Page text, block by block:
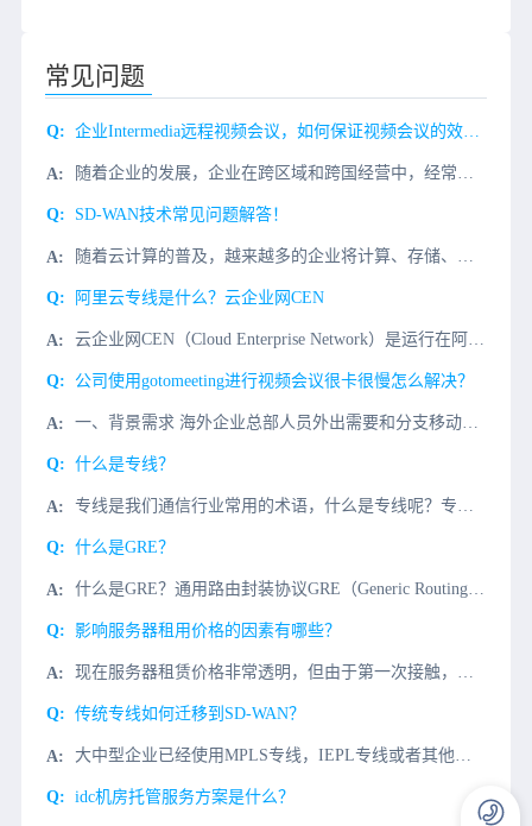
常见问题
企业Intermedia远程视频会议，如何保证视频会议的效果和话音的品质?
随着企业的发展，企业在跨区域和跨国经营中，经常需要Intermedia视频会议来解决企业内部遇到的问题，比如：1、定期的内部会议;2、商务谈判;3、项目进程与探讨等而Intermedia远程视频会议，
SD-WAN技术常见问题解答！
随着云计算的普及，越来越多的企业将计算、存储、服务等上云。然而传统的企业网，越来越难以保障企业上云的价值。如何融合原有的基础设施投资，并且能够敏捷，安全地支撑对云访问的需求？这对任何IT运维人员来说都
阿里云专线是什么？云企业网CEN
云企业网CEN（Cloud Enterprise Network）是运行在阿里云私有全球网络上的一张高可用网络。云企业网可帮助您在不同地域专有网络VPC（Virtual Private Cloud）间
公司使用gotomeeting进行视频会议很卡很慢怎么解决？
一、背景需求 海外企业总部人员外出需要和分支移动办公gotomeeting视频会议协同办公视频会议，国内同事gotomeeting视频会议打开很慢，经常视频会议发送失败，希望用gotomeeting视...
什么是专线？
专线是我们通信行业常用的术语，什么是专线呢？专线一般分为三层专线和二层专线，三层专线一般指MPLS VPN.我们日常说的专线基本指二层专线。二层专线相当于运营商给你一条线，两端连接PC,分别配置192
什么是GRE？
什么是GRE？通用路由封装协议GRE（Generic Routing Encapsulation）提供了将一种协议的报文封装在另一种协议报文中的机制，是一种隧道封装技术。GRE可以封装组播数据，并可以
影响服务器租用价格的因素有哪些？
现在服务器租赁价格非常透明，但由于第一次接触，许多企业可能对服务器租赁市场和服务器租赁价格了解不多。今天我们来介绍一下影响公司服务器租赁价格的因素有哪些？一、机房机房有很多选择，如电信机房、移动机房、
传统专线如何迁移到SD-WAN？
大中型企业已经使用MPLS专线，IEPL专线或者其他专线网络，内网结构封闭，网络拓扑复杂。微云网络迁移服务，贴身打造大中型企业网络改造服务，帮您顺利迁移到现代的软件定义架构。业务挑战传统专线往往价格昂
idc机房托管服务方案是什么？